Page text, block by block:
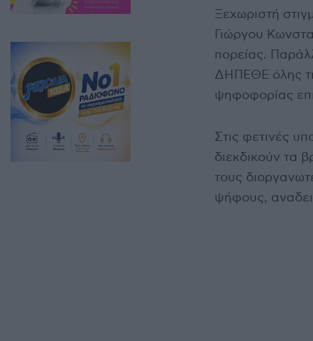
Ξεχωριστή
Γιώργου
πορείας.
ΔΗΠΕΘΕ όλης
ψηφοφορίας
Στις φετινές
διεκδικούν τα
τους
ψήφους,